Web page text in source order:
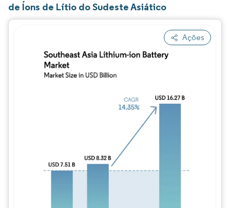
de Íons de Lítio do Sudeste Asiático
Ações
Imagem © Mordor Intelligence. O reuso